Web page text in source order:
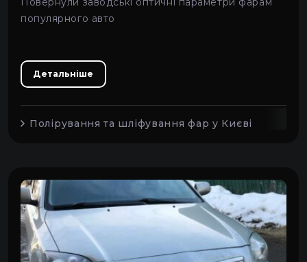
популярного авто
Детальніше
Полірування та шліфування фар у Києві